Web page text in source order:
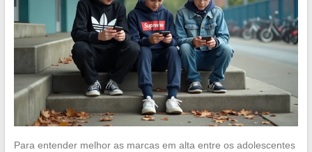
Para entender melhor as marcas em alta entre os adolescentes